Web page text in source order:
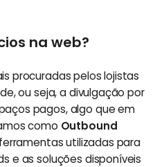
na web?
procuradas pelos lojistas
ou seja, a divulgação por
pagos, algo que em
como Outbound
utilizadas para
e as soluções disponíveis